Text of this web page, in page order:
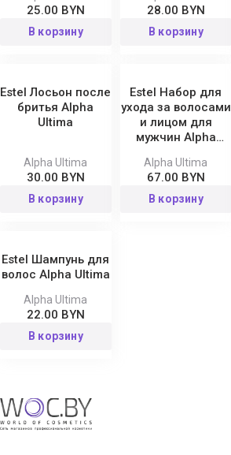
25.00 BYN
В корзину
28.00 BYN
В корзину
Estel Лосьон после
бритья Alpha
Ultima
Alpha Ultima
30.00 BYN
В корзину
Estel Набор для
ухода за волосами
и лицом для
мужчин Alpha
Alpha Ultima
67.00 BYN
В корзину
Estel Шампунь для
волос Alpha Ultima
Alpha Ultima
22.00 BYN
В корзину